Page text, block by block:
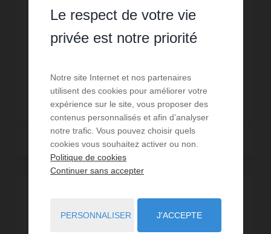
salle de bain wi-fi
Cette villa comprend, un séjour double avec télévision
donnant sur terrasses. Une cuisine ouverte,
aménagée et équipée d’un réfrigérateur américain,
DÈS2 500 € / PAR SEMAINE
Lire la suite
Le respect de votre vie
privée est notre priorité
Notre site Internet et nos partenaires
utilisent des cookies pour améliorer votre
expérience sur le site, vous proposer des
contenus personnalisés et afin d’analyser
notre trafic. Vous pouvez choisir quels
cookies vous souhaitez activer ou non.
Politique de cookies
Continuer sans accepter
PERSONNALISER J'ACCEPTE